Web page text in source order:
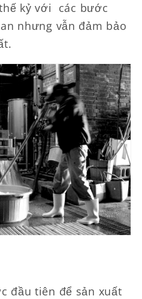
kỷ với các bước
nhưng vẫn đảm bảo
đầu tiên để sản xuất